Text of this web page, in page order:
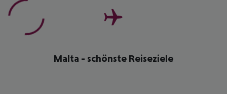
Malta - schönste Reiseziele